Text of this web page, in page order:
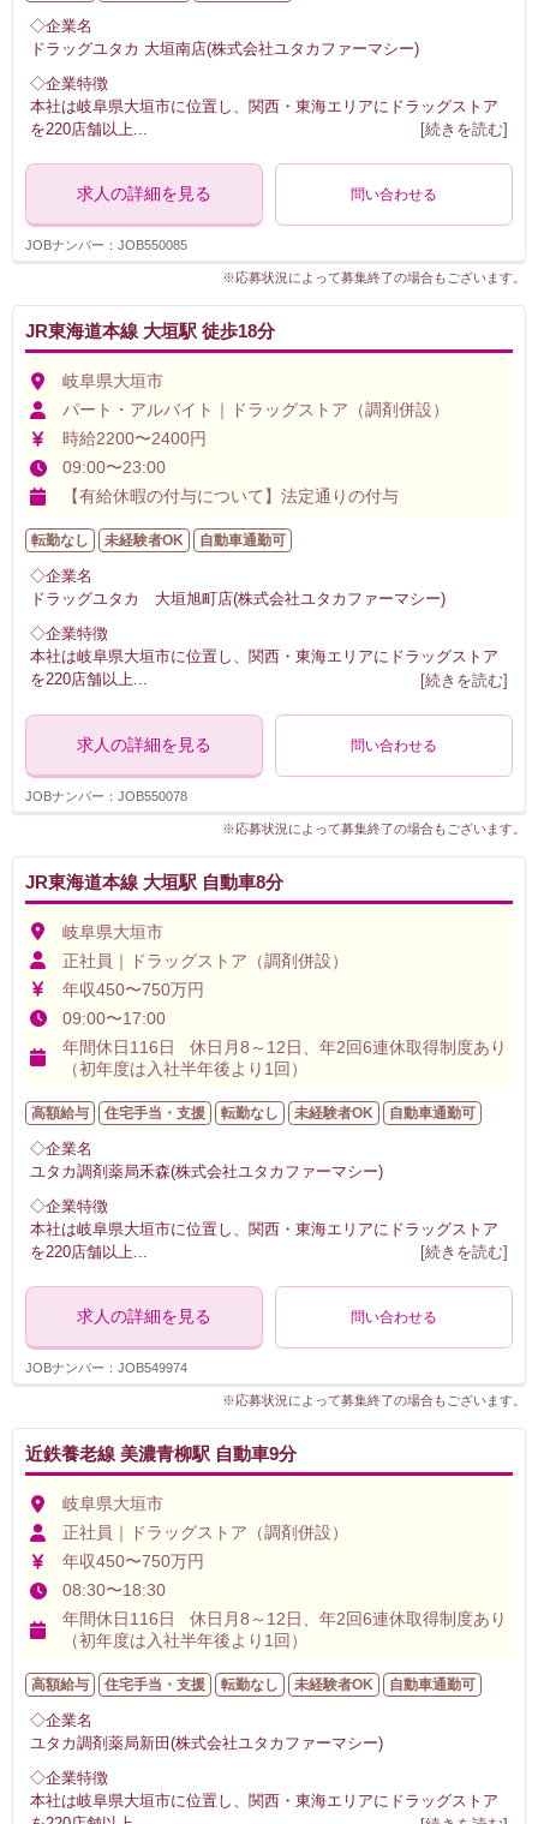
◇企業名
ドラッグユタカ 大垣南店(株式会社ユタカファーマシー)
◇企業特徴
本社は岐阜県大垣市に位置し、関西・東海エリアにドラッグストア
を220店舗以上
[続きを読む]
求人の詳細を見る 問い合わせる
JOBナンバー：JOB550085
※応募状況によって募集終了の場合もございます。
JR東海道本線 大垣駅 徒歩18分
岐阜県大垣市
パート・アルバイト｜ドラッグストア（調剤併設）
時給2200〜2400円
09:00〜23:00
【有給休暇の付与について】法定通りの付与
転勤なし 未経験者OK 自動車通勤可
◇企業名
ドラッグユタカ 大垣旭町店(株式会社ユタカファーマシー)
◇企業特徴
本社は岐阜県大垣市に位置し、関西・東海エリアにドラッグストア
を220店舗以上... [続きを読む]
求人の詳細を見る 問い合わせる
JOBナンバー：JOB550078
※応募状況によって募集終了の場合もございます。
JR東海道本線 大垣駅 自動車8分
岐阜県大垣市
正社員｜ドラッグストア（調剤併設）
年収450〜750万円
09:00〜17:00
年間休日116日 休日月8～12日、年2回6連休取得制度あり
（初年度は入社半年後より1回）
高額給与 住宅手当・支援 転勤なし 未経験者OK 自動車通勤可
◇企業名
ユタカ調剤薬局禾森(株式会社ユタカファーマシー)
◇企業特徴
本社は岐阜県大垣市に位置し、関西・東海エリアにドラッグストア
を220店舗以上
[続きを読む]
求人の詳細を見る 問い合わせる
JOBナンバー：JOB549974
※応募状況によって募集終了の場合もございます。
近鉄養老線 美濃青柳駅 自動車9分
岐阜県大垣市
正社員｜ドラッグストア（調剤併設）
年収450〜750万円
08:30〜18:30
年間休日116日 休日月8～12日、年2回6連休取得制度あり
（初年度は入社半年後より1回）
高額給与 住宅手当・支援 転勤なし 未経験者OK 自動車通勤可
◇企業名
ユタカ調剤薬局新田(株式会社ユタカファーマシー)
◇企業特徴
本社は岐阜県大垣市に位置し、関西・東海エリアにドラッグストア